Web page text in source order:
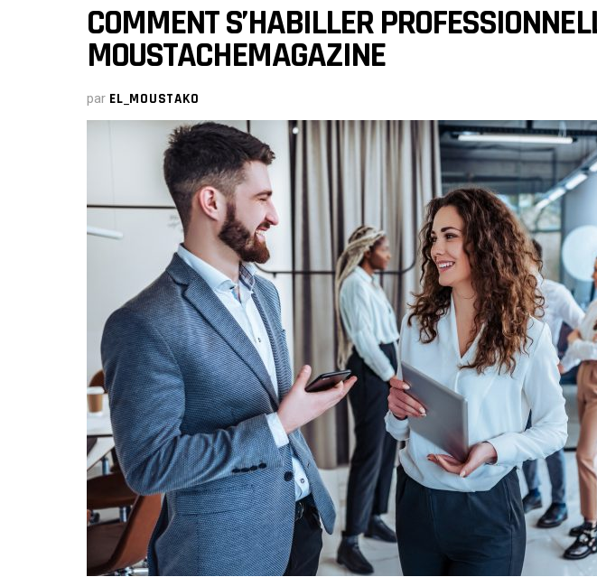
COMMENT S’HABILLER
MOUSTACHEMAGAZINE
par EL_MOUSTAKO